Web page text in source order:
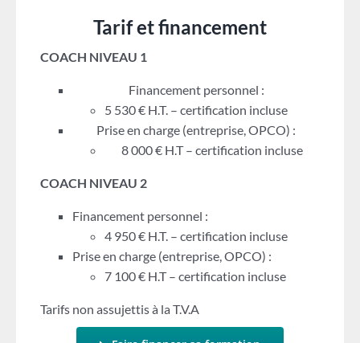
Tarif et financement
COACH NIVEAU 1
Financement personnel :
5 530 € H.T. – certification incluse
Prise en charge (entreprise, OPCO) :
8 000 € H.T – certification incluse
COACH NIVEAU 2
Financement personnel :
4 950 € H.T. – certification incluse
Prise en charge (entreprise, OPCO) :
7 100 € H.T – certification incluse
Tarifs non assujettis à la T.V.A